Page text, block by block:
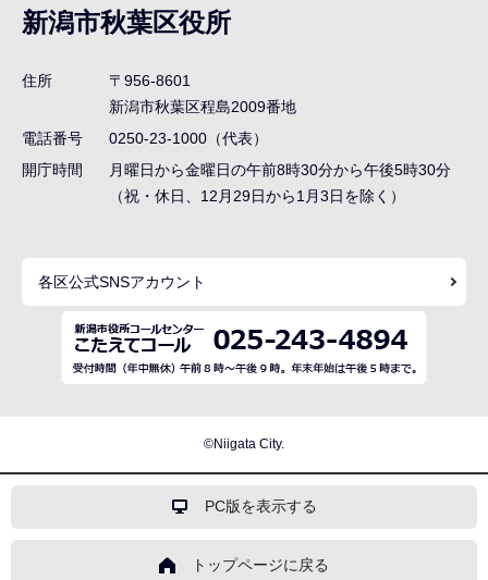
ナ
ビ
ゲ
シ
ョ
ま
新潟市秋葉区役所
住所
〒956-8601
新潟市秋葉区程島2009番地
電話番号
0250-23-1000（代表）
開庁時間
月曜日から金曜日の午前8時30分から午後5時30分
（祝・休日、12月29日から1月3日を除く）
各区公式SNSアカウント
©Niigata City.
PC版を表示する
トップページに戻る